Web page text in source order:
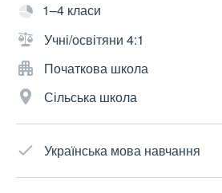
1–4 класи
Учні/освітяни 4:1
Початкова школа
Сільська школа
Українська мова навчання